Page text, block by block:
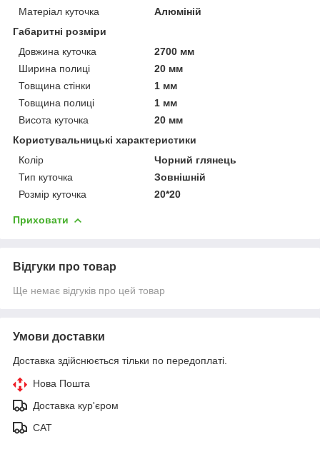
Матеріал куточка
Алюміній
Габаритні розміри
Довжина куточка
2700 мм
Ширина полиці
20 мм
Товщина стінки
1 мм
Товщина полиці
1 мм
Висота куточка
20 мм
Користувальницькі характеристики
Колір
Чорний глянець
Тип куточка
Зовнішній
Розмір куточка
20*20
Приховати
Відгуки про товар
Ще немає відгуків про цей товар
Умови доставки
Доставка здійснюється тільки по передоплаті.
Нова Пошта
Доставка кур'єром
САТ